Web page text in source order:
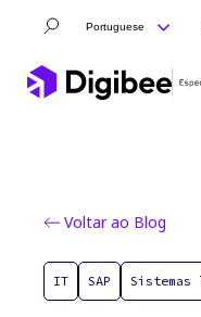
Portuguese
Voltar ao Blog
IT SAP Sistemas